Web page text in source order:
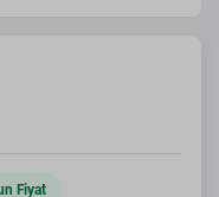
Fiyat